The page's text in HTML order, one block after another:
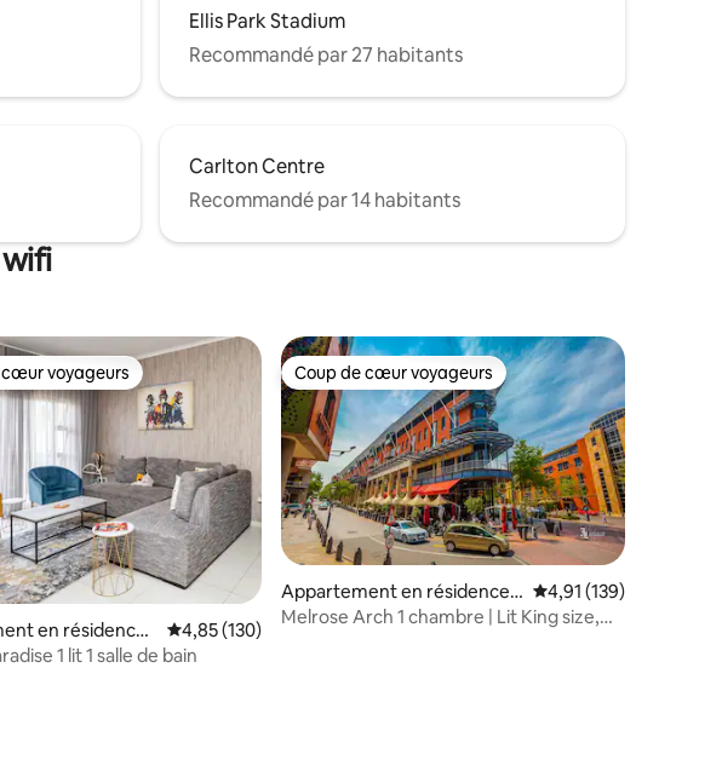
Ellis Park Stadium
Recommandé par 27 habitants
Carlton Centre
Recommandé par 14 habitants
cœur voyageurs
voyageurs
en résidence ⋅
Évaluation moyenne sur la base de 130 commentaires : 4,85 sur 5
4,85 (130)
1 lit 1 salle de bain
Coup de cœur voyageurs
Coup de cœur voyageurs
Appartement en résidence ⋅
Johannesbourg
Évaluation moyenne
4,91 (139)
Melrose Arch 1 chambre | Lit King size,